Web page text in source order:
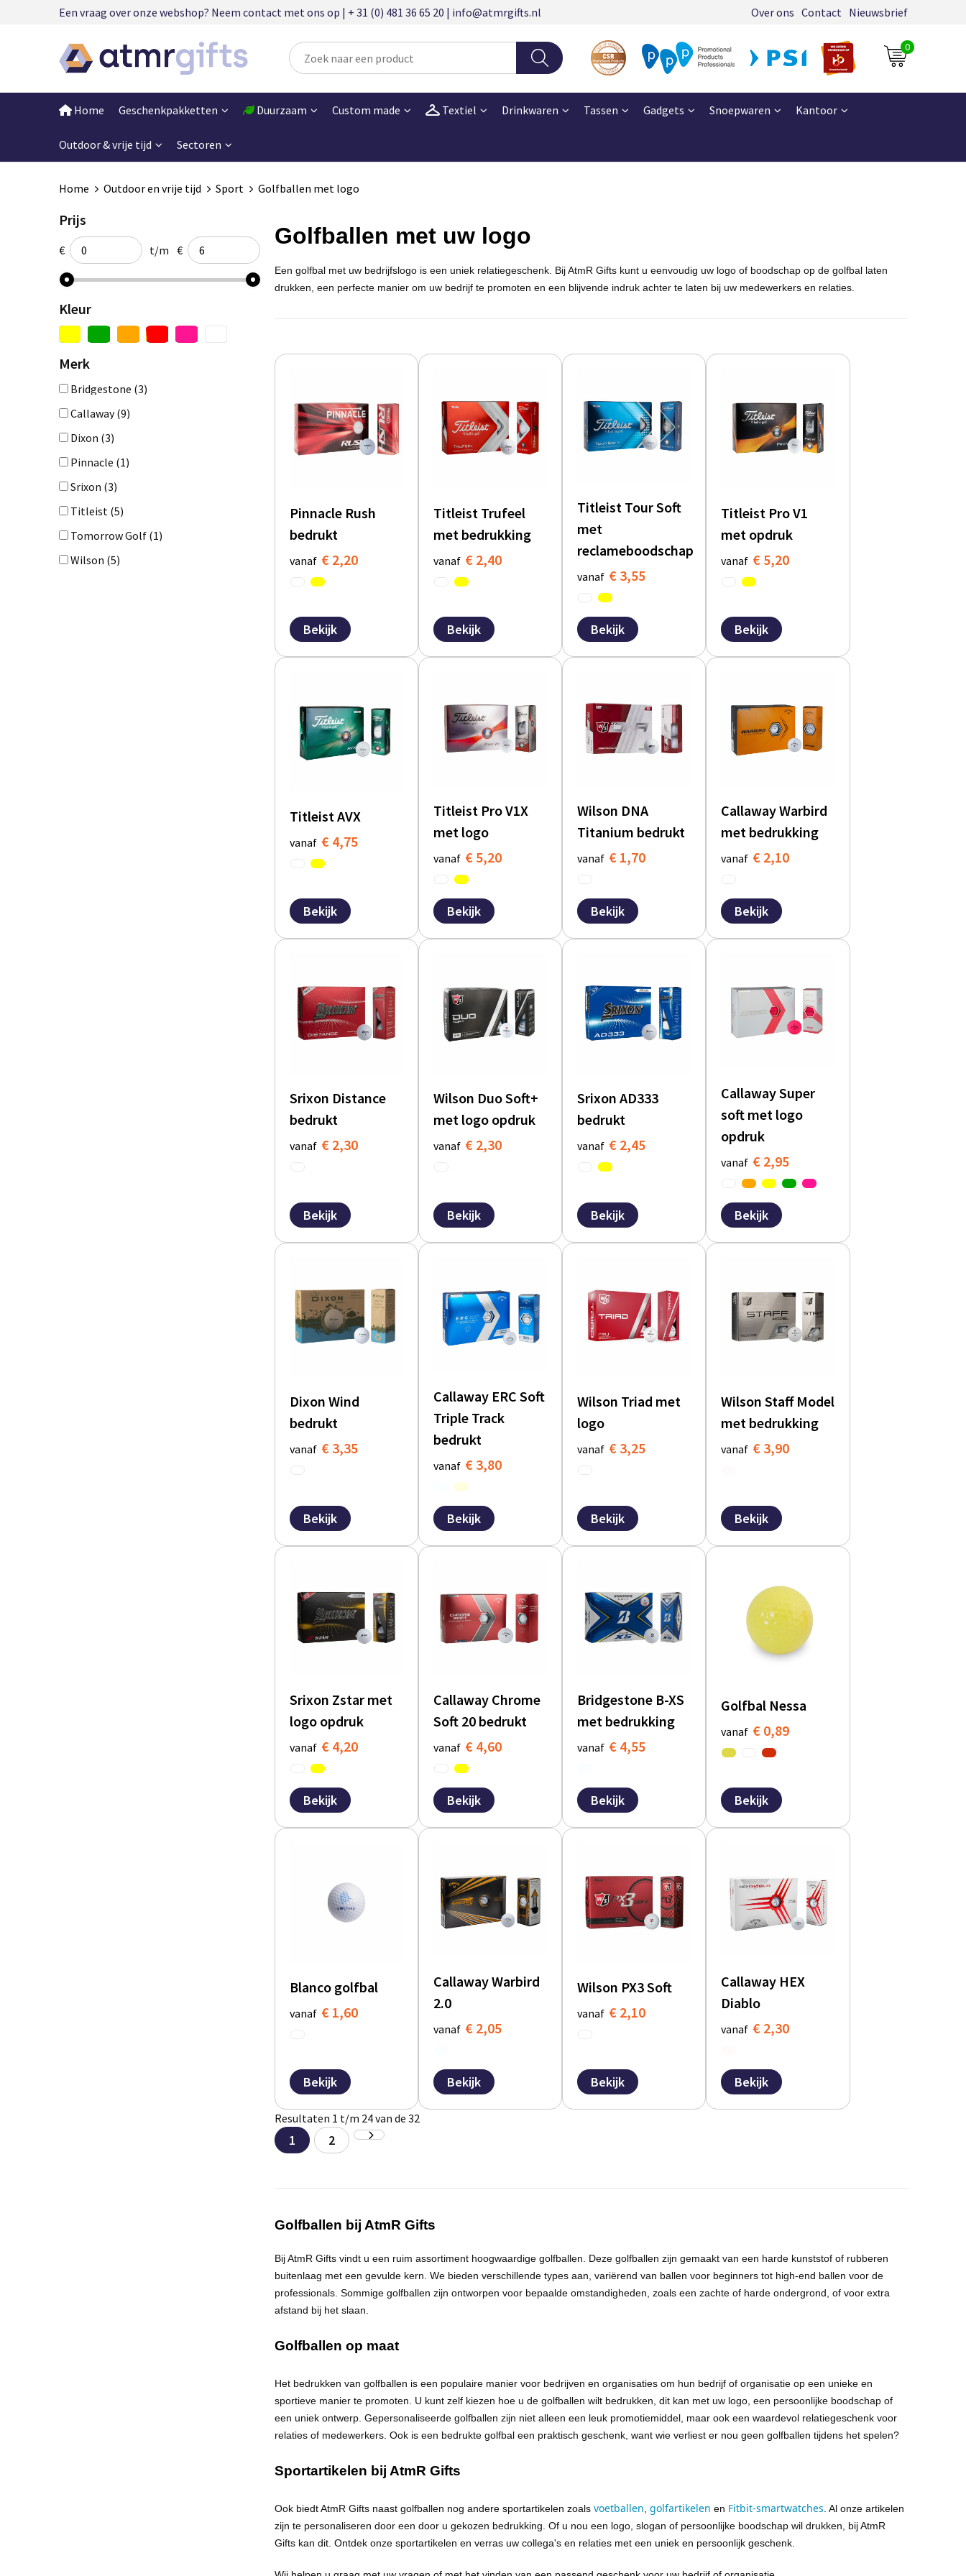
Een vraag over onze webshop? Neem contact met ons op | + 31 (0) 481 36 65 20 | info@atmrgifts.nl Over ons Contact Nieuwsbrief
0
Home Geschenkpakketten Duurzaam Custom made Textiel Drinkwaren Tassen Gadgets Snoepwaren Kantoor
Outdoor & vrije tijd Sectoren
Home Outdoor en vrije tijd Sport Golfballen met logo
Prijs
€ t/m €
Kleur
Merk
Bridgestone (3)
Callaway (9)
Dixon (3)
Pinnacle (1)
Srixon (3)
Titleist (5)
Tomorrow Golf (1)
Wilson (5)
Golfballen met uw logo
Een golfbal met uw bedrijfslogo is een uniek relatiegeschenk. BijAtmR Gifts kunt u eenvoudig uw logo of boodschap op de golfbal laten
drukken, een perfecte manier om uw bedrijf te promoten en een blijvende indruk achter te laten bij uw medewerkers en relaties.
Pinnacle Rush
bedrukt
vanaf € 2,20
Bekijk
Titleist Trufeel
met bedrukking
vanaf € 2,40
Bekijk
Titleist Tour Soft
met
reclameboodschap
vanaf € 3,55
Bekijk
Titleist Pro V1
met opdruk
vanaf € 5,20
Bekijk
Titleist AVX
vanaf € 4,75
Bekijk
Titleist Pro V1X
met logo
vanaf € 5,20
Bekijk
Wilson DNA
Titanium bedrukt
vanaf € 1,70
Bekijk
Callaway Warbird
met bedrukking
vanaf € 2,10
Bekijk
Srixon Distance
bedrukt
vanaf € 2,30
Bekijk
Wilson Duo Soft+
met logo opdruk
vanaf € 2,30
Bekijk
Srixon AD333
bedrukt
vanaf € 2,45
Bekijk
Callaway Super
soft met logo
opdruk
vanaf € 2,95
Bekijk
Dixon Wind
bedrukt
vanaf € 3,35
Bekijk
Callaway ERC Soft
Triple Track
bedrukt
vanaf € 3,80
Bekijk
Wilson Triad met
logo
vanaf € 3,25
Bekijk
Wilson Staff Model
met bedrukking
vanaf € 3,90
Bekijk
Srixon Zstar met
logo opdruk
vanaf € 4,20
Bekijk
Callaway Chrome
Soft 20 bedrukt
vanaf € 4,60
Bekijk
Bridgestone B-XS
met bedrukking
vanaf € 4,55
Bekijk
Golfbal Nessa
vanaf € 0,89
Bekijk
Blanco golfbal
vanaf € 1,60
Bekijk
Callaway Warbird
2.0
vanaf € 2,05
Bekijk
Wilson PX3 Soft
vanaf € 2,10
Bekijk
Callaway HEX
Diablo
vanaf € 2,30
Bekijk
Resultaten 1 t/m 24 van de 32
1 2
Golfballen bij AtmR Gifts
BijAtmRGifts vindt u een ruim assortiment hoogwaardige golfballen. Deze golfballen zijn gemaakt van een harde kunststof of rubberen
buitenlaag met een gevulde kern. We bieden verschillende types aan, variërend van ballen voor beginners tot high-end ballen voor de
professionals. Sommige golfballen zijn ontworpen voor bepaalde omstandigheden, zoals een zachte of harde ondergrond, of voor extra
afstand bij het slaan.
Golfballen op maat
Het bedrukken van golfballen is een populaire manier voor bedrijven en organisaties om hun bedrijf of organisatie op een unieke en
sportieve manier te promoten. U kunt zelf kiezen hoe u de golfballen wilt bedrukken, dit kan met uw logo, een persoonlijke boodschap of
een uniek ontwerp. Gepersonaliseerde golfballen zijn niet alleen een leuk promotiemiddel, maar ook een waardevol relatiegeschenk voor
relaties of medewerkers. Ook is een bedrukte golfbal een praktisch geschenk, want wie verliest er nou geen golfballen tijdens het spelen?
Sportarti kelen bij AtmR Gifts
Ook biedtAtmRGifts naast golfballen nog andere sportartikelen zoals voetballen, golfartikelen en Fitbit-smartwatches. Al onze artikelen
zijn te personaliseren door een door u gekozen bedrukking. Of u nou een logo, slogan of persoonlijke boodschap wil drukken, bijAtmR
Gifts kan dit. Ontdek onze sportartikelen en verras uw collega's en relaties met een uniek en persoonlijk geschenk.